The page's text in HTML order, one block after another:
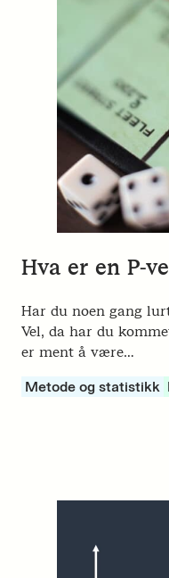
Hva er en P-
Har du noen gang
Vel, da har du
er ment å være…
Metode og statistikk